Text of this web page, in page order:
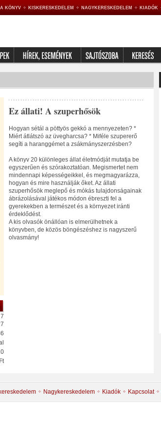
KÖNYV KISKERESKEDELEM NAGYKERESKEDELEM KIADÓK
Ez állati! A szuperhősök
Hogyan sétál a pöttyös gekkó a mennyezeten? *
Miért átlátszó az üvegharcsa? * Miféle szupererő
segíti a haranggémet a zsákmányszerzésben?
A könyv 20 különleges állat életmódját mutatja be
egyszerűen és szórakoztatóan. Megismertet nem
mindennapi képességeikkel, és megmagyarázza,
hogyan és mire használják őket. Az állati
szuperhősök meglepő és mókás tulajdonságainak
ábrázolásával játékos módon ébreszti fel a
gyerekekben a természet és a környezet iránti
érdeklődést.
A kis olvasók önállóan is elmerülhetnek a
könyvben, de közös böngészéshez is nagyszerű
olvasmány!
Nagykereskedelem Kiadók Kapcsolat